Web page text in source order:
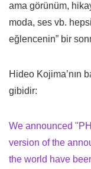
ama görünüm,
moda, ses vb.
eğlencenin” bir
Hideo Kojima’nın
gibidir:
We announced
version of the
the world have